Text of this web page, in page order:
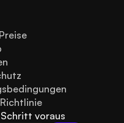
voraus